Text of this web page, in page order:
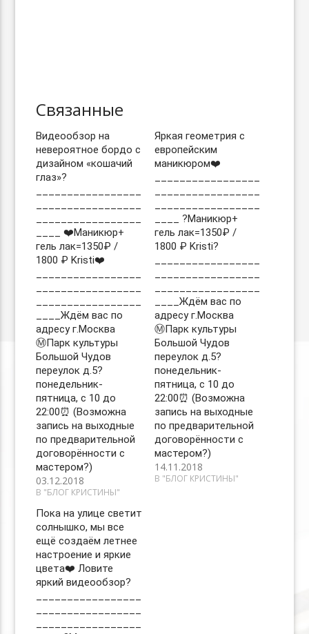
Связанные
Видеообзор на
невероятное бордо с
дизайном «кошачий
глаз»?
____ ❤️Маникюр+
гель лак=1350₽ /
1800 ₽ Kristi❤️
____Ждём вас по
адресу г.Москва
Ⓜ️Парк культуры
Большой Чудов
переулок д.5?
понедельник-
пятница, с 10 до
22:00⏰ (Возможна
запись на выходные
по предварительной
договорённости с
мастером?)
03.12.2018
В "БЛОГ КРИСТИНЫ"
Яркая геометрия с
европейским
маникюром❤️
____ ?Маникюр+
гель лак=1350₽ /
1800 ₽ Kristi?
____Ждём вас по
адресу г.Москва
Ⓜ️Парк культуры
Большой Чудов
переулок д.5?
понедельник-
пятница, с 10 до
22:00⏰ (Возможна
запись на выходные
по предварительной
договорённости с
мастером?)
14.11.2018
В "БЛОГ КРИСТИНЫ"
Пока на улице светит
солнышко, мы все
ещё создаём летнее
настроение и яркие
цвета❤️ Ловите
яркий видеообзор?